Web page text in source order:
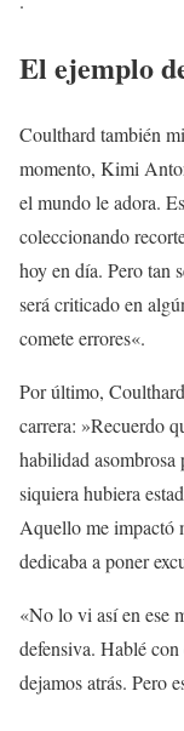
El ejemplo
Coulthard también
momento, Kimi
el mundo le adora.
coleccionando
hoy en día. Pero tan
será criticado en
comete errores«.
Por último,
carrera: »Recuerdo
habilidad
siquiera hubiera
Aquello me impactó
dedicaba a poner
«No lo vi así en ese
defensiva. Hablé
dejamos atrás. Pero